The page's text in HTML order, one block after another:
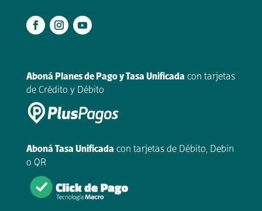
Aboná Planes de Pago y Tasa Unificada con tarjetas
de Crédito y Débito
Aboná Tasa Unificada con tarjetas de Débito, Debin
o QR